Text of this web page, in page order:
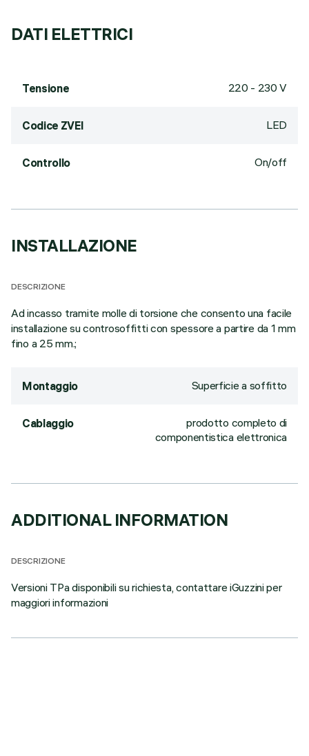
DATI ELETTRICI
Tensione 220 - 230 V
Codice ZVEI LED
Controllo On/off
INSTALLAZIONE
DESCRIZIONE
Ad incasso tramite molle di torsione che consento una facile
installazione su controsoffitti con spessore a partire da 1 mm
fino a 25 mm.;
Montaggio Superficie a soffitto
Cablaggio
prodotto completo di
componentistica elettronica
ADDITIONAL INFORMATION
DESCRIZIONE
Versioni TPa disponibili su richiesta, contattare iGuzzini per
maggiori informazioni